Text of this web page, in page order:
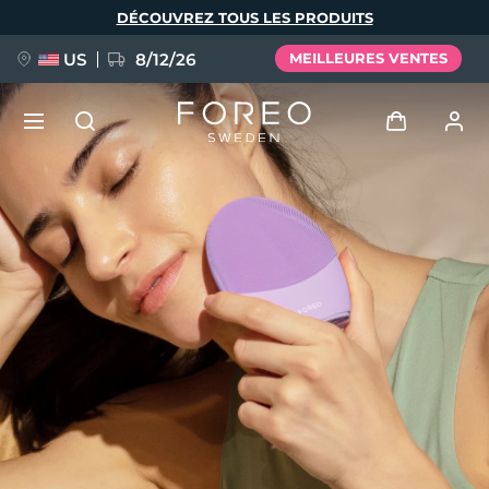
DÉCOUVREZ TOUS LES PRODUITS
US 8/12/26 MEILLEURES VENTES
Profil de l'utilisateur
Mes appareils
Mes commandes
Mes adresses
Mes abonnements
NOUVEAU
FAQ™ Pure Beauty-Tech Elixir
BREAKING NEWS
issa™ Teeth Whitening Set
Langue
English Deutsch
Español
Français
Italiano
Português
Svenska
Русский
Türkçe
简体中文 繁體中文